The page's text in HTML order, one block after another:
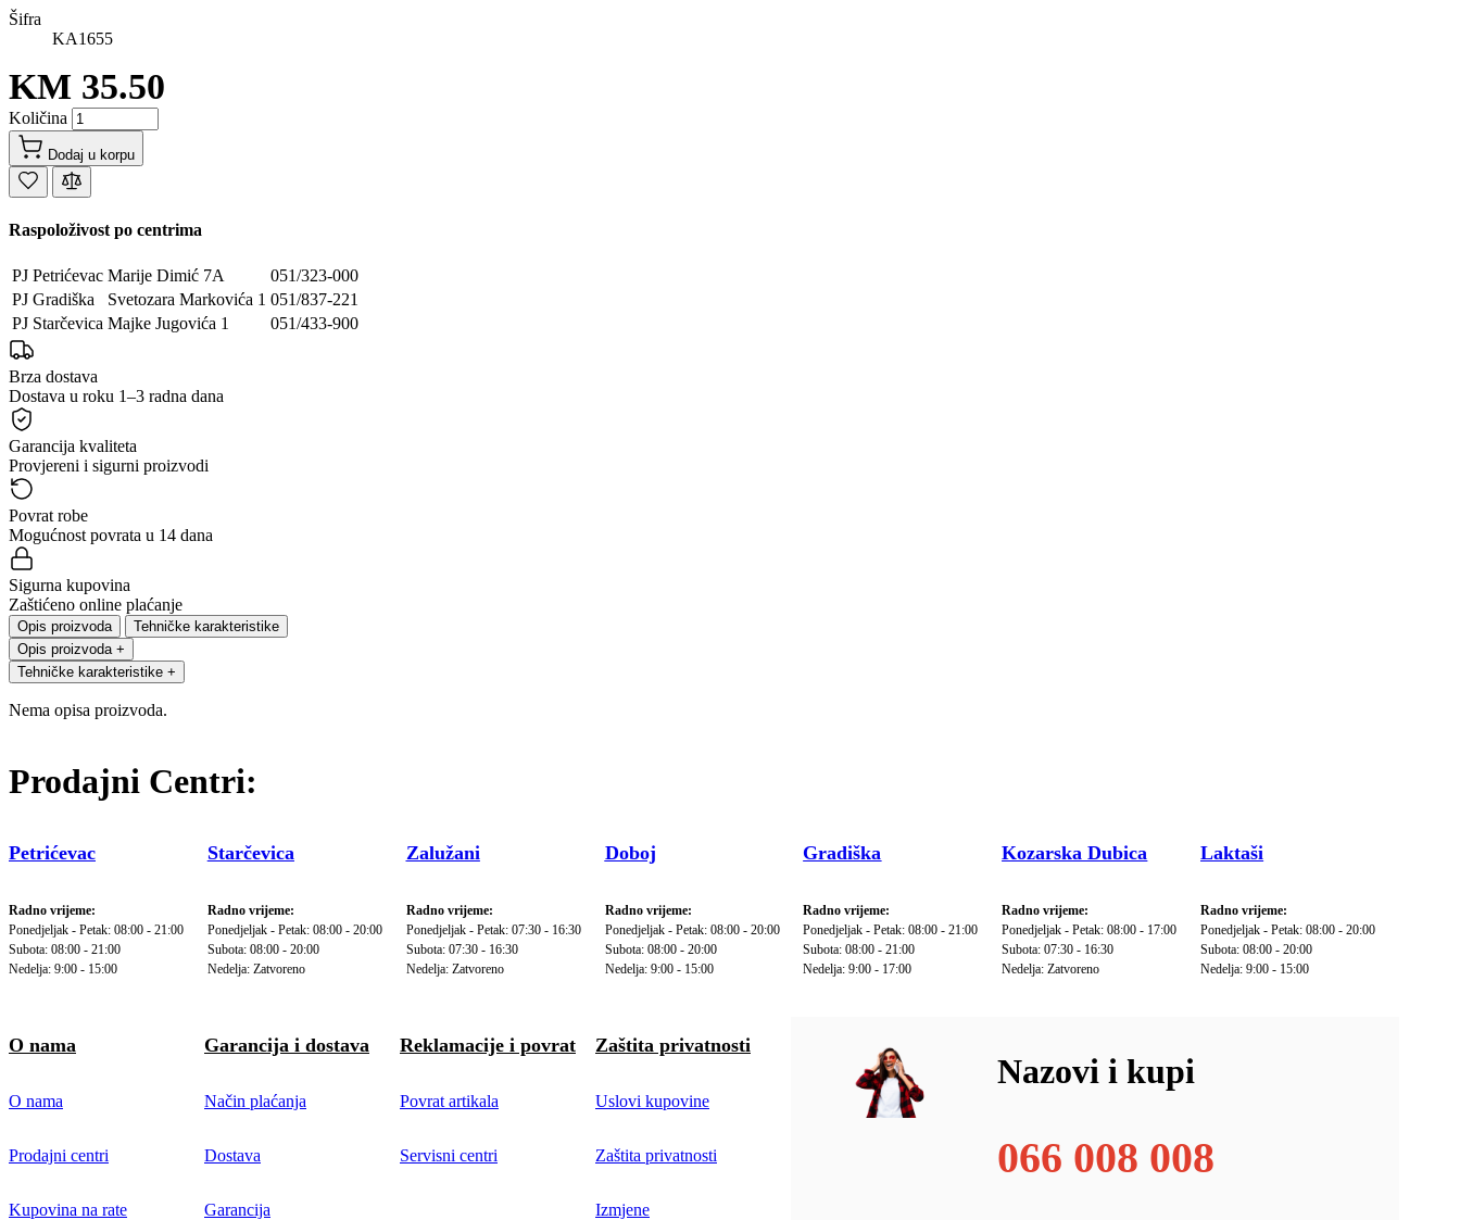
Šifra
KA1655
KM 35.50
Količina
Dodaj u korpu
Raspoloživost po centrima
PJ Petrićevac Marije Dimić 7A
051/323-000
PJ Gradiška
Svetozara Markovića 1 051/837-221
PJ Starčevica Majke Jugovića 1 051/433-900
Brza dostava
Dostava u roku 1–3 radna dana
Garancija kvaliteta
Provjereni i sigurni proizvodi
Povrat robe
Mogućnost povrata u 14 dana
Sigurna kupovina
Zaštićeno online plaćanje
Opis proizvoda
Tehničke karakteristike
Opis proizvoda +
Tehničke karakteristike +
Nema opisa proizvoda.
Prodajni Centri:
Petrićevac
Radno vrijeme:
Ponedjeljak - Petak: 08:00 - 21:00
Subota: 08:00 - 21:00
Nedelja: 9:00 - 15:00
Starčevica
Radno vrijeme:
Ponedjeljak - Petak: 08:00 - 20:00
Subota: 08:00 - 20:00
Nedelja: Zatvoreno
Zalužani
Radno vrijeme:
Ponedjeljak - Petak: 07:30 - 16:30
Subota: 07:30 - 16:30
Nedelja: Zatvoreno
Doboj
Radno vrijeme:
Ponedjeljak - Petak: 08:00 - 20:00
Subota: 08:00 - 20:00
Nedelja: 9:00 - 15:00
Gradiška
Radno vrijeme:
Ponedjeljak - Petak: 08:00 - 21:00
Subota: 08:00 - 21:00
Nedelja: 9:00 - 17:00
Kozarska Dubica
Radno vrijeme:
Ponedjeljak - Petak: 08:00 - 17:00
Subota: 07:30 - 16:30
Nedelja: Zatvoreno
Laktaši
Radno vrijeme:
Ponedjeljak - Petak: 08:00 - 20:00
Subota: 08:00 - 20:00
Nedelja: 9:00 - 15:00
O nama
O nama
Prodajni centri
Kupovina na rate
Garancija i dostava
Način plaćanja
Dostava
Garancija
Reklamacije i povrat
Povrat artikala
Servisni centri
Zaštita privatnosti
Uslovi kupovine
Zaštita privatnosti
Izmjene
Nazovi i kupi
066 008 008